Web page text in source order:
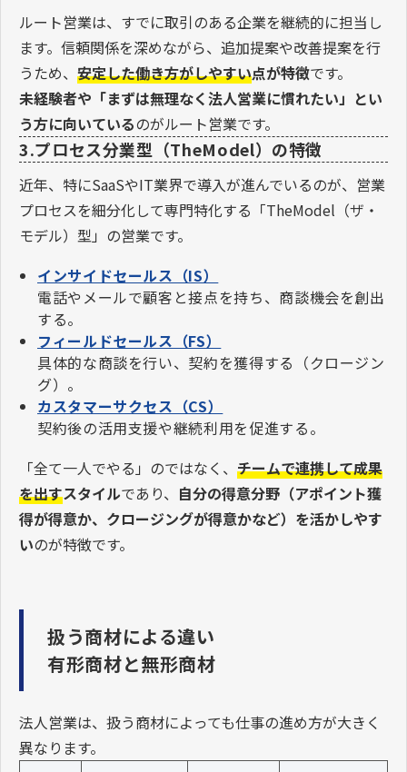
ルート営業は、すでに取引のある企業を継続的に担当し
ます。信頼関係を深めながら、追加提案や改善提案を行
うため、 安定した働き方がしやすい点が特徴です。
未経験者や「まずは無理なく法人営業に慣れたい」とい
う方に向いているのがルート営業です。
3.プロセス分業型（TheModel）の特徴
近年、特にSaaSやIT業界で導入が進んでいるのが、営業
プロセスを細分化して専門特化する「TheModel（ザ・
モデル）型」の営業です。
インサイドセールス（IS）
電話やメールで顧客と接点を持ち、商談機会を創出
する。
フィールドセールス（FS）
具体的な商談を行い、契約を獲得する（クロージン
グ）。
カスタマーサクセス（CS）
契約後の活用支援や継続利用を促進する。
「全て一人でやる」のではなく、 チームで連携して成果
を出すスタイルであり、 自分の得意分野（アポイント獲
得が得意か、クロージングが得意かなど）を活かしやす
いのが特徴です。
扱う商材による違い
有形商材と無形商材
法人営業は、扱う商材によっても仕事の進め方が大きく
異なります。